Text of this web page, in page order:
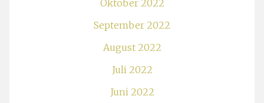
Oktober 2022
September 2022
August 2022
Juli 2022
Juni 2022